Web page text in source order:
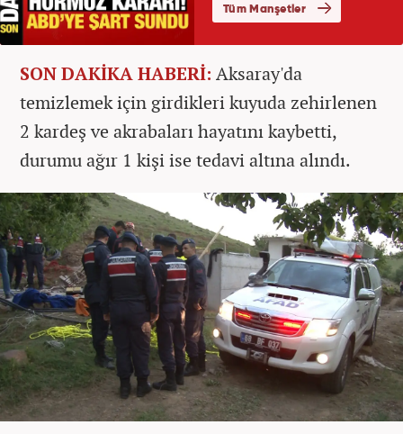
SON DAKİKA HABERİ: Aksaray'da
temizlemek için girdikleri kuyuda zehirlenen
2 kardeş ve akrabaları hayatını kaybetti,
durumu ağır 1 kişi ise tedavi altına alındı.